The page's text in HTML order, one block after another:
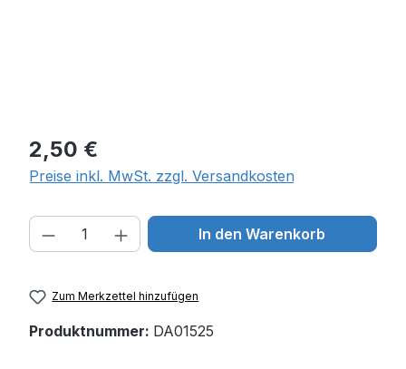
Regulärer Preis:
2,50 €
Preise inkl. MwSt. zzgl. Versandkosten
Produkt Anzahl: Gib den
In den Warenkorb
Zum Merkzettel hinzufügen
Produktnummer: DA01525